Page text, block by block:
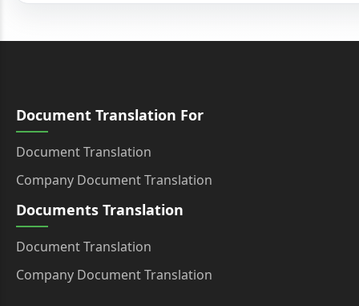
Document Translation For
Document Translation
Company Document Translation
Documents Translation
Document Translation
Company Document Translation